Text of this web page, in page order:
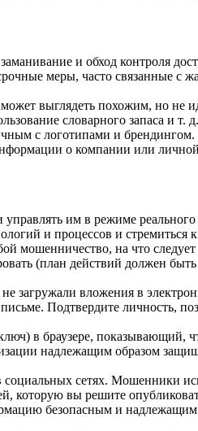
и обход контроля
меры, часто связанные
выглядеть похожим, но
словарного запаса и т. д.
с логотипами и брендингом.
о компании или
управлять им в режиме
и процессов и стремиться
мошенничество, на что
(план действий должен
загружали вложения в
Подтвердите личность,
в браузере, показывающий,
надлежащим образом
сетях. Мошенники
которую вы решите
безопасным и